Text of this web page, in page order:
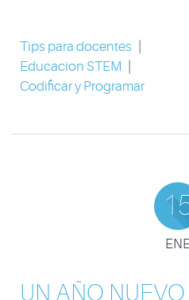
Tips para docentes
Educacion STEM
Codificar y Programar
UN AÑO NUEVO